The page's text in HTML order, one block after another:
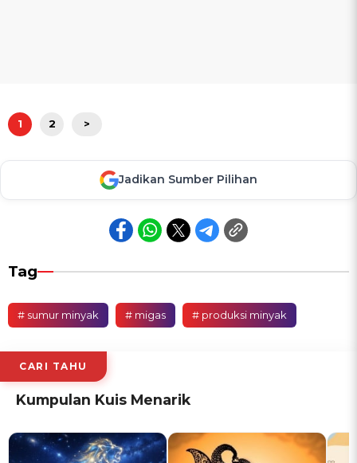
1 2 >
Jadikan Sumber Pilihan
Tag
# sumur minyak # migas # produksi minyak
CARI TAHU
Kumpulan Kuis Menarik